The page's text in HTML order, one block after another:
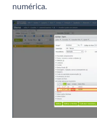
numérica.